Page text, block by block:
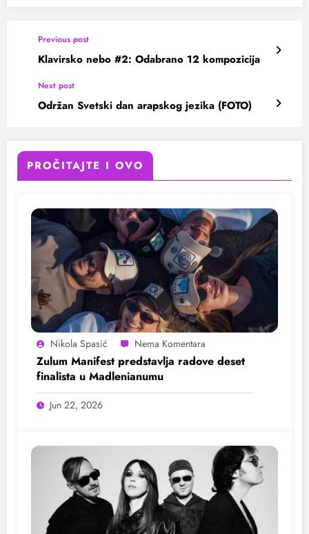
Previous post
Klavirsko nebo #2: Odabrano 12 kompozicija
Next post
Održan Svetski dan arapskog jezika (FOTO)
PROČITAJTE I OVO
Nikola Spasić
Zulum Manifest predstavlja radove deset
finalista u Madlenianumu
Jun 22, 2026